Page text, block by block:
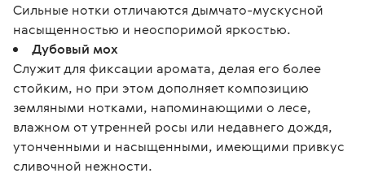
Сильные нотки отличаются дымчато-мускусной
насыщенностью и неоспоримой яркостью.
Дубовый мох
Служит для фиксации аромата, делая его более
стойким, но при этом дополняет композицию
земляными нотками, напоминающими о лесе,
влажном от утренней росы или недавнего дождя,
утонченными и насыщенными, имеющими привкус
сливочной нежности.